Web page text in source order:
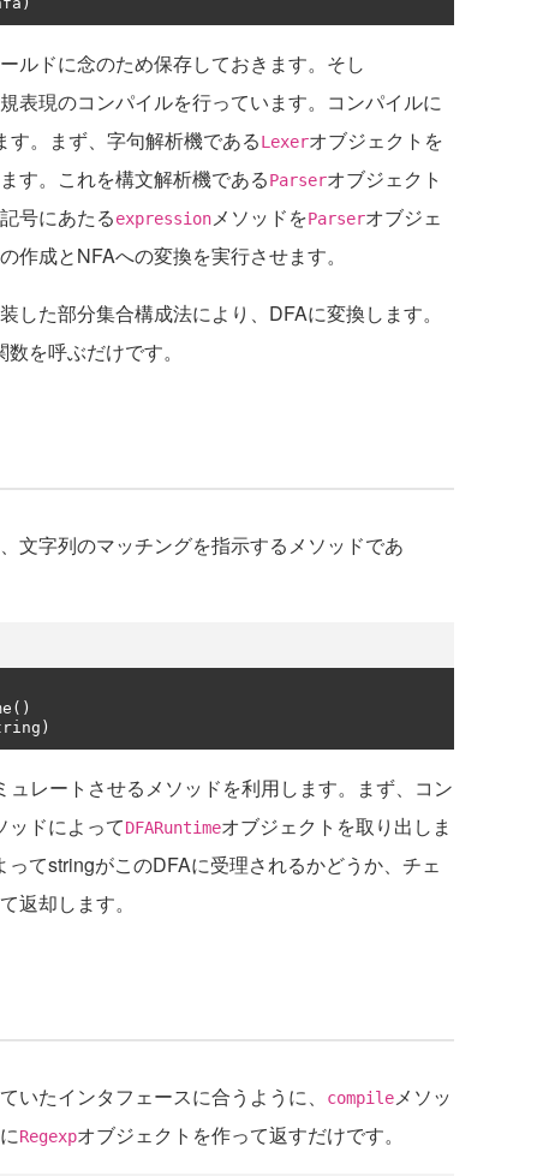
ルドに念のため保存しておきます。そし
表現のコンパイルを行っています。コンパイルに
。まず、字句解析機であるLexerオブジェクトを
す。これを構文解析機であるParserオブジェクト
号にあたるexpressionメソッドをParserオブジェ
作成とNFAへの変換を実行させます。
た部分集合構成法により、DFAに変換します。
数を呼ぶだけです。
文字列のマッチングを指示するメソッドであ
()
)
ュレートさせるメソッドを利用します。まず、コン
ッドによってDFARuntimeオブジェクトを取り出しま
ってstringがこのDFAに受理されるかどうか、チェ
返却します。
たインタフェースに合うように、 compileメソッ
Regexpオブジェクトを作って返すだけです。